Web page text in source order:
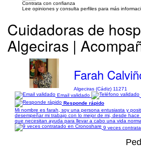
Contrata con confianza
Lee opiniones y consulta perfiles para más
Cuidadoras de
Algeciras |
Farah
Algeciras (Cádiz) 11271
Email validado
Responde rápido
Mi nombre es farah, soy una persona entusiasta y
desempeñar mi trabajo con lo mejor de mi, desde
que necesitan ayuda para llevar a cabo una vida
9 veces